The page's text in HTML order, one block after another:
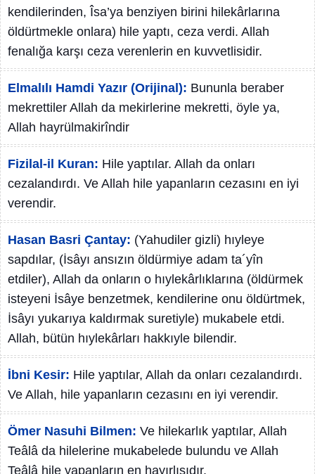
kendilerinden, Îsa’ya benziyen birini hilekârlarına
öldürtmekle onlara) hile yaptı, ceza verdi. Allah
fenalığa karşı ceza verenlerin en kuvvetlisidir.
Elmalılı Hamdi Yazır (Orijinal): Bununla beraber
mekrettiler Allah da mekirlerine mekretti, öyle ya,
Allah hayrülmakirîndir
Fizilal-il Kuran: Hile yaptılar. Allah da onları
cezalandırdı. Ve Allah hile yapanların cezasını en iyi
verendir.
Hasan Basri Çantay: (Yahudiler gizli) hıyleye
sapdılar, (İsâyı ansızın öldürmiye adam ta´yîn
etdiler), Allah da onların o hıylekârlıklarına (öldürmek
isteyeni İsâye benzetmek, kendilerine onu öldürtmek,
İsâyı yukarıya kaldırmak suretiyle) mukabele etdi.
Allah, bütün hıylekârları hakkıyle bilendir.
İbni Kesir: Hile yaptılar, Allah da onları cezalandırdı.
Ve Allah, hile yapanların cezasını en iyi verendir.
Ömer Nasuhi Bilmen: Ve hilekarlık yaptılar, Allah
Teâlâ da hilelerine mukabelede bulundu ve Allah
Teâlâ hile yapanların en hayırlısıdır.